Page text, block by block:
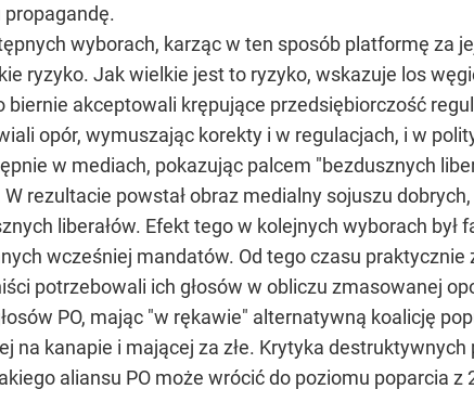
propagandę.
wyborach, karząc w ten sposób platformę za
ryzyko. Jak wielkie jest to ryzyko, wskazuje los
biernie akceptowali krępujące przedsiębiorczość
opór, wymuszając korekty i w regulacjach, i w
w mediach, pokazując palcem "bezdusznych
rezultacie powstał obraz medialny sojuszu
liberałów. Efekt tego w kolejnych wyborach był
wcześniej mandatów. Od tego czasu
potrzebowali ich głosów w obliczu zmasowanej
PO, mając "w rękawie" alternatywną koalicję
kanapie i mającej za złe. Krytyka destruktywnych
aliansu PO może wrócić do poziomu poparcia z